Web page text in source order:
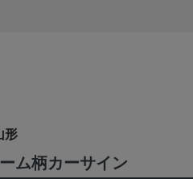
形
ム柄カーサイン